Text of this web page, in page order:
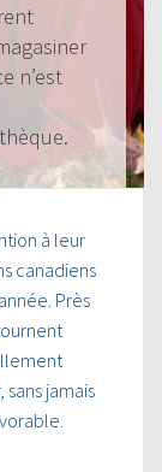
n’est
à leur
canadiens
Près
jamais